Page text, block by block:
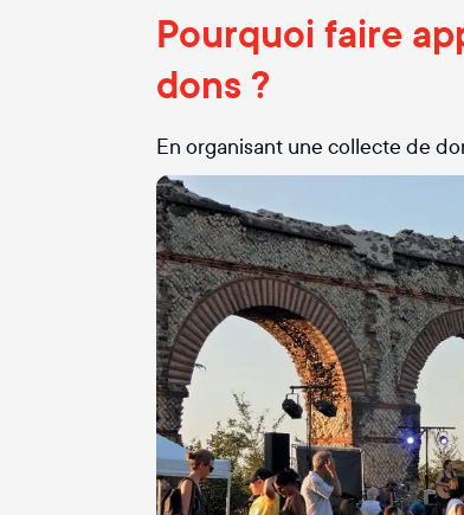
Pourquoi faire
dons ?
En organisant une collecte de